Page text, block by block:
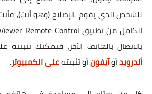
للشخص الذي يقوم بالإصلاح (وهو أنت)،
بالاتصال بالهاتف الآخر، فيمكنك
أندرويدأوآيفونأو تثبيتهعلى الكمبيوتر.